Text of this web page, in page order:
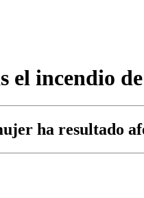
el incendio
ha resultado